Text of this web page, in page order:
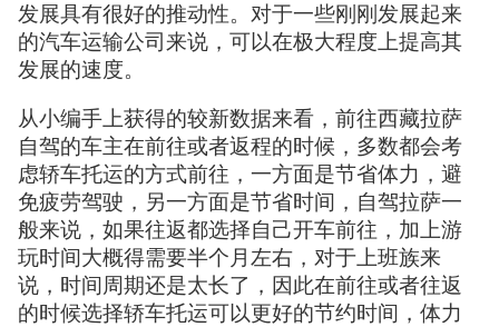
发展具有很好的推动性。对于一些刚刚发展起来
的汽车运输公司来说，可以在极大程度上提高其
发展的速度。
从小编手上获得的较新数据来看，前往西藏拉萨
自驾的车主在前往或者返程的时候，多数都会考
虑轿车托运的方式前往，一方面是节省体力，避
免疲劳驾驶，另一方面是节省时间，自驾拉萨一
般来说，如果往返都选择自己开车前往，加上游
玩时间大概得需要半个月左右，对于上班族来
说，时间周期还是太长了，因此在前往或者往返
的时候选择轿车托运可以更好的节约时间，体力